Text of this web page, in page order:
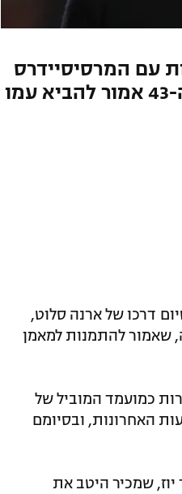
עם המרסיסיידרס
וצפוי להתמנות למאמן הבא באנפילד. הספרדי בן ה-43 אמור להביא עמו
דרכו של ארנה סלוט,
שאמור להתמנות למאמן
כמועמד המוביל של
על פי הדיווחים, המגעים בין הצדדים נמשכו ב-48 השעות האחרונות, ובסיומם
שמכיר היטב את